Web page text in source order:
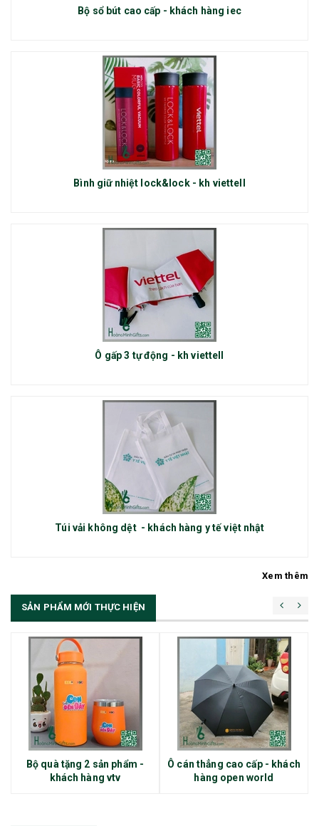
Bộ sổ bút cao cấp - khách hàng iec
Bình giữ nhiệt lock&lock - kh viettell
Ô gấp 3 tự động - kh viettell
Túi vải không dệt - khách hàng y tế việt nhật
Xem thêm
SẢN PHẨM MỚI THỰC HIỆN
Bộ quà tặng 2 sản phẩm -
khách hàng vtv
Ô cán thẳng cao cấp - khách
hàng open world